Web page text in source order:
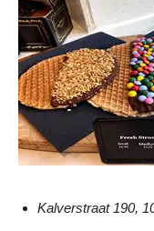
Kalverstraat 190,